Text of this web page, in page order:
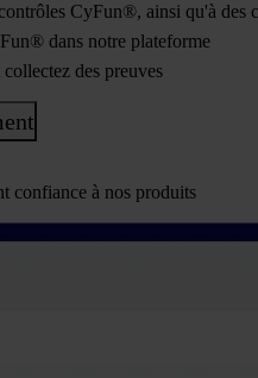
CyFun®, ainsi qu'à des
dans notre plateforme
des preuves
confiance à nos produits